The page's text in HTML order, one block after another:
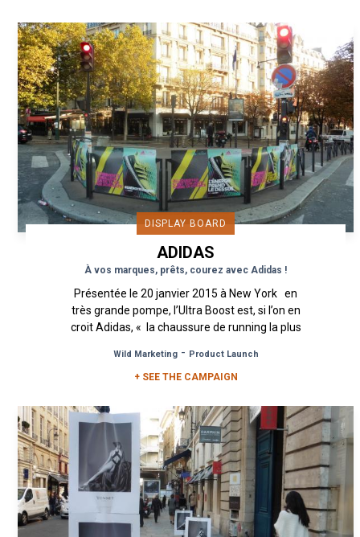
DISPLAY BOARD
ADIDAS
À vos marques, prêts, courez avec Adidas !
Présentée le 20 janvier 2015 à New York en
très grande pompe, l’Ultra Boost est, si l’on en
croit Adidas, « la chaussure de running la plus
Wild Marketing- Product Launch
+ SEE THE CAMPAIGN